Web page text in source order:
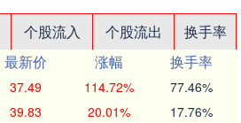
个股流入 个股流出
换手率
最新价 涨幅
换手率
37.49 114.72% 77.46%
39.83 20.01% 17.76%